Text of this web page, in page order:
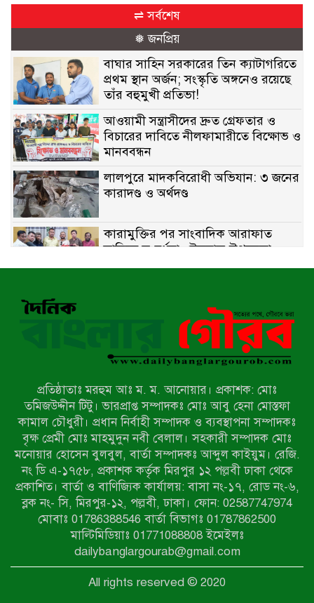
⇌ সর্বশেষ
❅ জনপ্রিয়
বাঘার সাহিন সরকারের তিন ক্যাটাগরিতে
প্রথম স্থান অর্জন; সংস্কৃতি অঙ্গনেও রয়েছে
তাঁর বহুমুখী প্রতিভা!
আওয়ামী সন্ত্রাসীদের দ্রুত গ্রেফতার ও
বিচারের দাবিতে নীলফামারীতে বিক্ষোভ ও
মানববন্ধন
লালপুরে মাদকবিরোধী অভিযান: ৩ জনের
কারাদণ্ড ও অর্থদণ্ড
কারামুক্তির পর সাংবাদিক আরাফাত
সানিকে সংবর্ধনা, টেকনাফ উপজেলা
প্রেসক্লাবের ফুলেল শুভেচ্ছা
মিয়ানমারের সীমান্তে স্থলমাইন বিস্ফোরণ:
উখিয়ার এক যুবকের পা বিচ্ছিন্ন
৭ম শ্রেণি পড়ুয়া কন্যাকে উত্ত্যক্ত করার
প্রতিবাদ করায় পিতাকে কু*পি*য়ে
জ*খ*ম…!!
জুলাই গণঅভ্যুত্থান দিবস-২০২৬ উপলক্ষে
নীলফামারীতে শহিদদের স্মরণে দোয়া
মাহফিল ও আলোচনা সভা অনুষ্ঠিত
বেলকুচিতে বজ্রপাতে শিক্ষার্থীর মৃত্যু
বেলকুচিতে গণঅভ্যুত্থান দিবসে ইসলামী
আন্দোলনের গণমিছিল ও গণহত্যার
প্রতিষ্ঠাতাঃ মরহুম আঃ ম. ম. আনোয়ার। প্রকাশক: মোঃ
তমিজউদ্দীন টিটু। ভারপ্রাপ্ত সম্পাদকঃ মোঃ আবু হেনা মোস্তফা
কামাল চৌধুরী। প্রধান নির্বাহী সম্পাদক ও ব্যবস্থাপনা সম্পাদকঃ
বৃক্ষ প্রেমী মোঃ মাহমুদুন নবী বেলাল। সহকারী সম্পাদক মোঃ
মনোয়ার হোসেন বুলবুল, বার্তা সম্পাদকঃ আব্দুল কাইয়ুম। রেজি.
নং ডি এ-১৭৫৮, প্রকাশক কর্তৃক মিরপুর ১২ পল্লবী ঢাকা থেকে
প্রকাশিত। বার্তা ও বাণিজ্যিক কার্যালয়: বাসা নং-১৭, রোড নং-৬,
ব্লক নং- সি, মিরপুর-১২, পল্লবী, ঢাকা। ফোন: 02587747974
মোবাঃ 01786388546 বার্তা বিভাগঃ 01787862500
মাল্টিমিডিয়াঃ 01771088808 ইমেইলঃ
dailybanglargourab@gmail.com
All rights reserved © 2020